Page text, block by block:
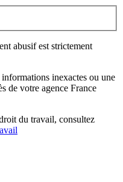
abusif est strictement
informations inexactes ou une
de votre agence France
du travail, consultez